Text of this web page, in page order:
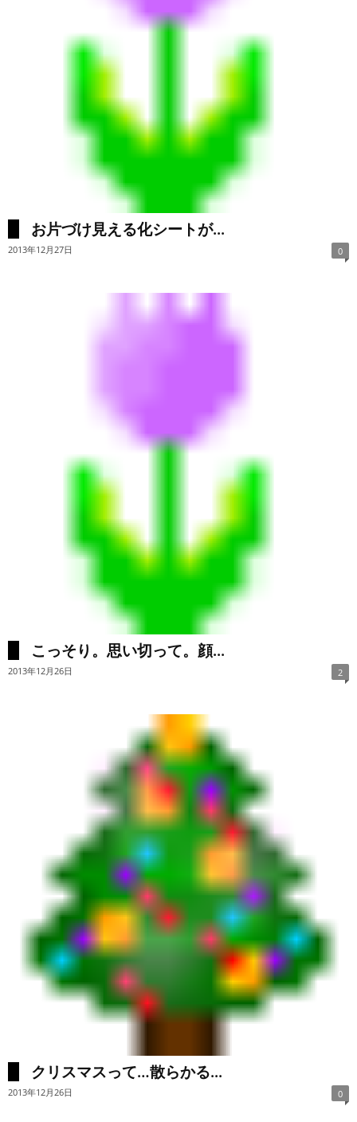
お片づけ見える化シートが...
2013年12月27日 0
こっそり。思い切って。顔...
2013年12月26日 2
クリスマスって…散らかる...
2013年12月26日 0